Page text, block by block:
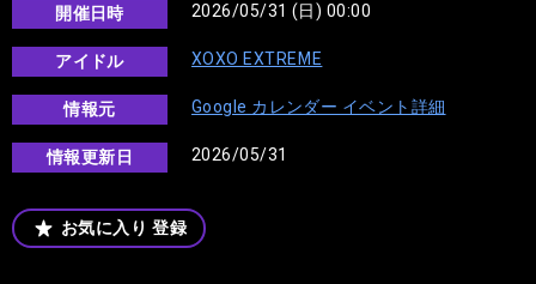
開催日時 2026/05/31 (日) 00:00
アイドル XOXO EXTREME
情報元 Google カレンダー イベント詳細
情報更新日 2026/05/31
お気に入り 登録